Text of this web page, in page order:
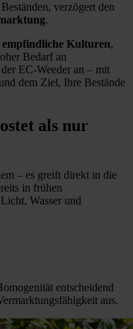
verzögert den
.
empfindliche Kulturen,
Bedarf an
EC-Weeder an – mit
dem Ziel, Ihre Bestände
als nur
– es greift direkt in die
in frühen
Wasser und
entscheidend
aus.